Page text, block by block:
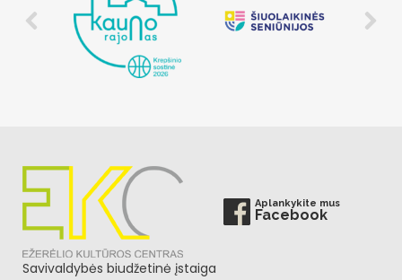
Aplankykite mus
Facebook
Savivaldybės biudžetinė įstaiga